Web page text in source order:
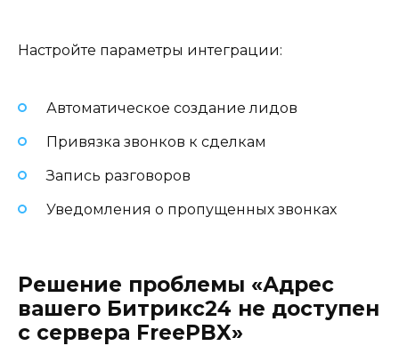
Настройте параметры интеграции:
Автоматическое создание лидов
Привязка звонков к сделкам
Запись разговоров
Уведомления о пропущенных звонках
Решение проблемы «Адрес
вашего Битрикс24 не доступен
с сервера FreePBX»